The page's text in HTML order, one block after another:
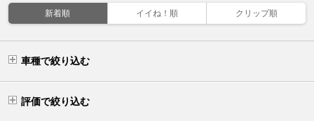
新着順 イイね！順 クリップ順
車種で絞り込む
評価で絞り込む